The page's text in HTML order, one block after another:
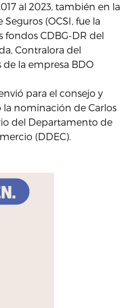
al 2023, también en la
(OCSI, fue la
fondos CDBG-DR del
Contralora del
la empresa BDO
para el consejo y
nominación de Carlos
del Departamento de
(DDEC).